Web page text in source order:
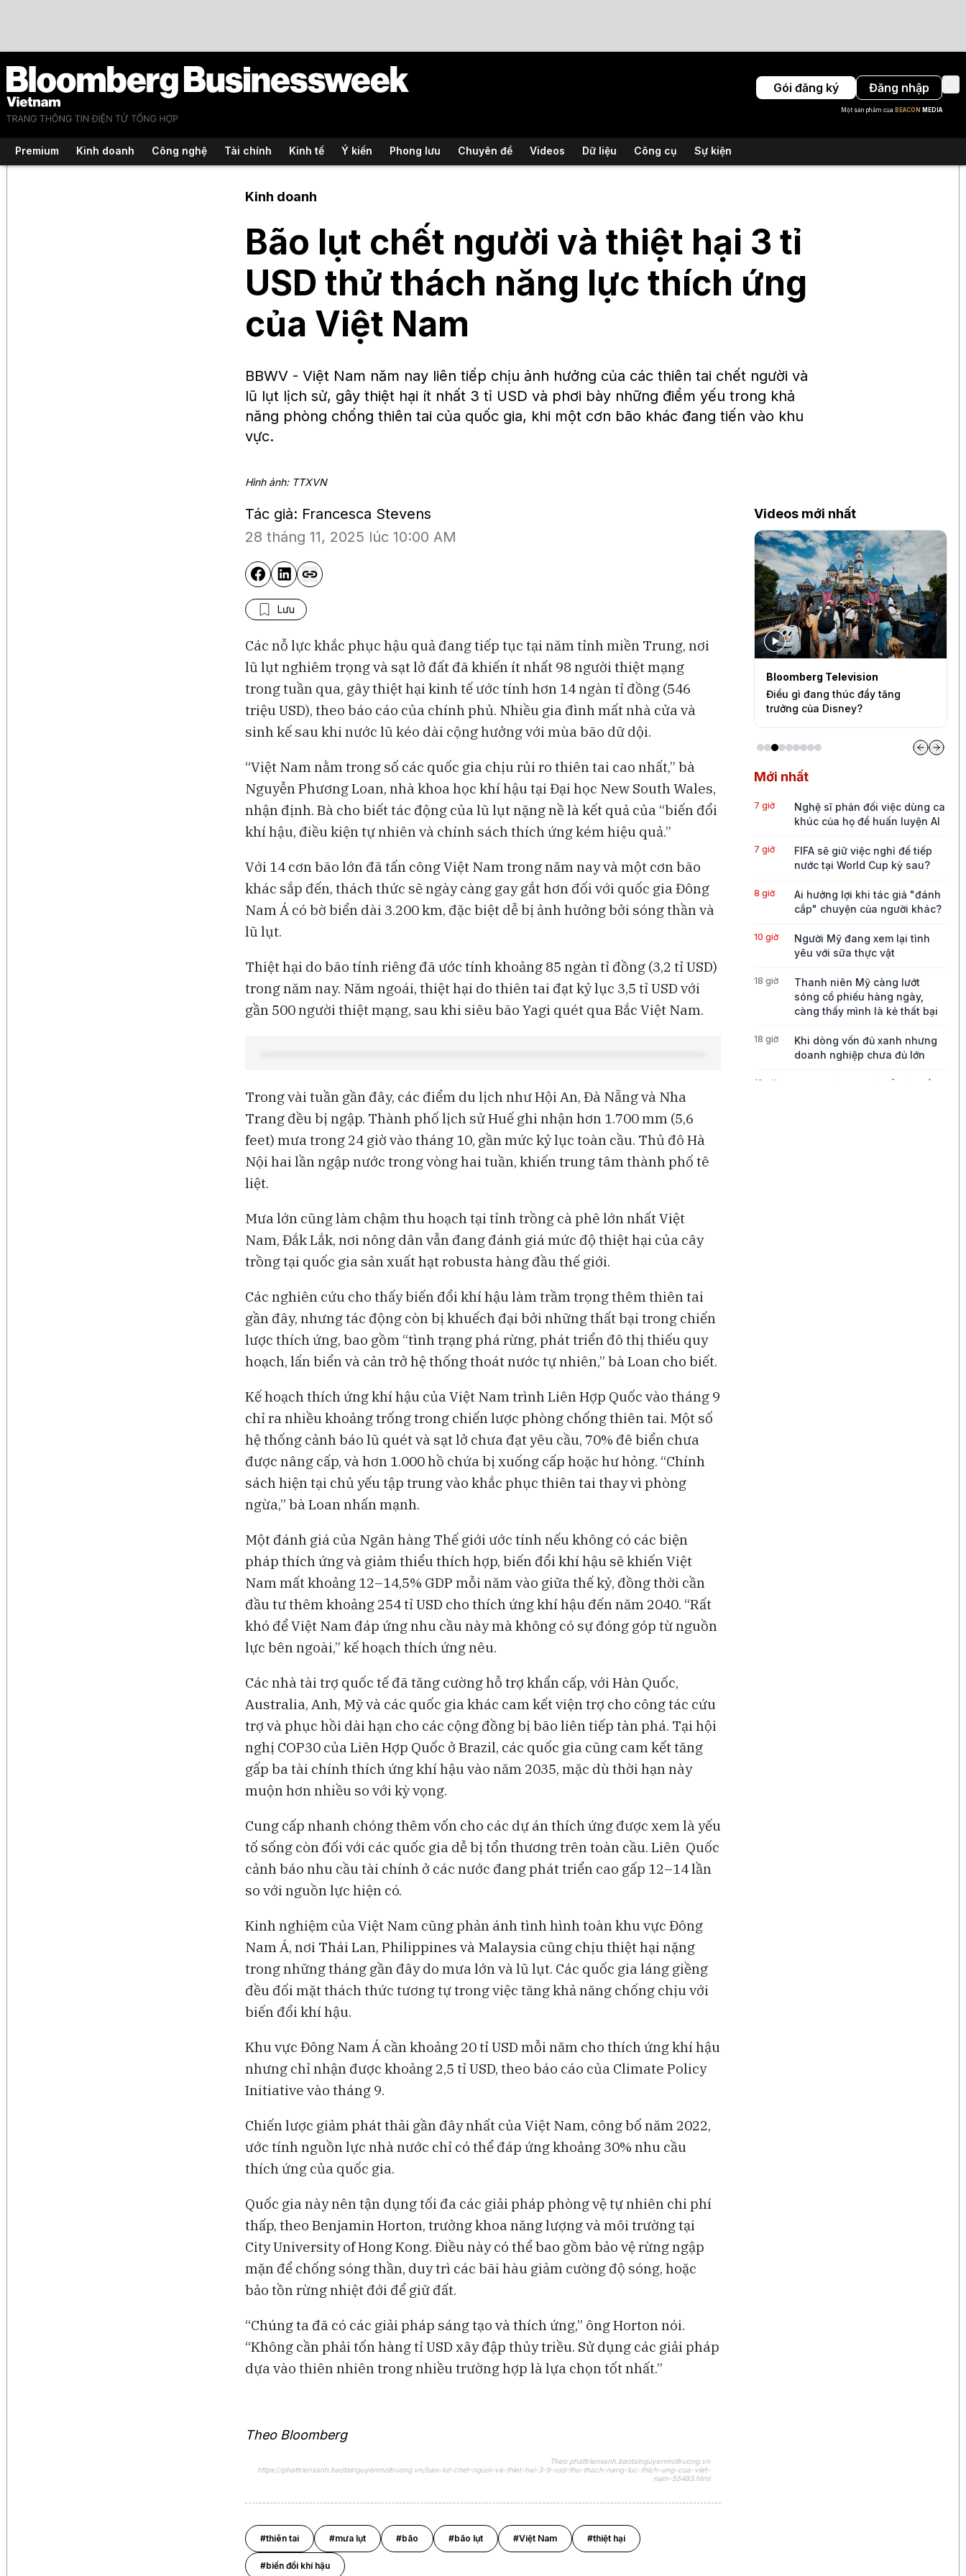
Gói đăng ký Đăng nhập
Một sản phẩm của BEACON MEDIA
Premium Kinh doanh Công nghệ Tài chính Kinh tế Ý kiến Phong lưu Chuyên đề Videos Dữ liệu Công cụ Sự kiện
Kinh doanh
Bão lụt chết người và thiệt hại 3 tỉ
USD thử thách năng lực thích ứng
của Việt Nam
BBWV - Việt Nam năm nay liên tiếp chịu ảnh hưởng của các thiên tai chết người và
lũ lụt lịch sử, gây thiệt hại ít nhất 3 tỉ USD và phơi bày những điểm yếu trong khả
năng phòng chống thiên tai của quốc gia, khi một cơn bão khác đang tiến vào khu
vực.
Hình ảnh: TTXVN
Tác giả: Francesca Stevens
28 tháng 11, 2025 lúc 10:00 AM
Lưu
Các nỗ lực khắc phục hậu quả đang tiếp tục tại năm tỉnh miền Trung, nơi
lũ lụt nghiêm trọng và sạt lở đất đã khiến ít nhất 98 người thiệt mạng
trong tuần qua, gây thiệt hại kinh tế ước tính hơn 14 ngàn tỉ đồng (546
triệu USD), theo báo cáo của chính phủ. Nhiều gia đình mất nhà cửa và
sinh kế sau khi nước lũ kéo dài cộng hưởng với mùa bão dữ dội.
“Việt Nam nằm trong số các quốc gia chịu rủi ro thiên tai cao nhất,” bà
Nguyễn Phương Loan, nhà khoa học khí hậu tại Đại học New South Wales,
nhận định. Bà cho biết tác động của lũ lụt nặng nề là kết quả của “biến đổi
khí hậu, điều kiện tự nhiên và chính sách thích ứng kém hiệu quả.”
Với 14 cơn bão lớn đã tấn công Việt Nam trong năm nay và một cơn bão
khác sắp đến, thách thức sẽ ngày càng gay gắt hơn đối với quốc gia Đông
Nam Á có bờ biển dài 3.200 km, đặc biệt dễ bị ảnh hưởng bởi sóng thần và
lũ lụt.
Thiệt hại do bão tính riêng đã ước tính khoảng 85 ngàn tỉ đồng (3,2 tỉ USD)
trong năm nay. Năm ngoái, thiệt hại do thiên tai đạt kỷ lục 3,5 tỉ USD với
gần 500 người thiệt mạng, sau khi siêu bão Yagi quét qua Bắc Việt Nam.
Trong vài tuần gần đây, các điểm du lịch như Hội An, Đà Nẵng và Nha
Trang đều bị ngập. Thành phố lịch sử Huế ghi nhận hơn 1.700 mm (5,6
feet) mưa trong 24 giờ vào tháng 10, gần mức kỷ lục toàn cầu. Thủ đô Hà
Nội hai lần ngập nước trong vòng hai tuần, khiến trung tâm thành phố tê
liệt.
Mưa lớn cũng làm chậm thu hoạch tại tỉnh trồng cà phê lớn nhất Việt
Nam, Đắk Lắk, nơi nông dân vẫn đang đánh giá mức độ thiệt hại của cây
trồng tại quốc gia sản xuất hạt robusta hàng đầu thế giới.
Các nghiên cứu cho thấy biến đổi khí hậu làm trầm trọng thêm thiên tai
gần đây, nhưng tác động còn bị khuếch đại bởi những thất bại trong chiến
lược thích ứng, bao gồm “tình trạng phá rừng, phát triển đô thị thiếu quy
hoạch, lấn biển và cản trở hệ thống thoát nước tự nhiên,” bà Loan cho biết.
Kế hoạch thích ứng khí hậu của Việt Nam trình Liên Hợp Quốc vào tháng 9
chỉ ra nhiều khoảng trống trong chiến lược phòng chống thiên tai. Một số
hệ thống cảnh báo lũ quét và sạt lở chưa đạt yêu cầu, 70% đê biển chưa
được nâng cấp, và hơn 1.000 hồ chứa bị xuống cấp hoặc hư hỏng. “Chính
sách hiện tại chủ yếu tập trung vào khắc phục thiên tai thay vì phòng
ngừa,” bà Loan nhấn mạnh.
Một đánh giá của Ngân hàng Thế giới ước tính nếu không có các biện
pháp thích ứng và giảm thiểu thích hợp, biến đổi khí hậu sẽ khiến Việt
Nam mất khoảng 12–14,5% GDP mỗi năm vào giữa thế kỷ, đồng thời cần
đầu tư thêm khoảng 254 tỉ USD cho thích ứng khí hậu đến năm 2040. “Rất
khó để Việt Nam đáp ứng nhu cầu này mà không có sự đóng góp từ nguồn
lực bên ngoài,” kế hoạch thích ứng nêu.
Các nhà tài trợ quốc tế đã tăng cường hỗ trợ khẩn cấp, với Hàn Quốc,
Australia, Anh, Mỹ và các quốc gia khác cam kết viện trợ cho công tác cứu
trợ và phục hồi dài hạn cho các cộng đồng bị bão liên tiếp tàn phá. Tại hội
nghị COP30 của Liên Hợp Quốc ở Brazil, các quốc gia cũng cam kết tăng
gấp ba tài chính thích ứng khí hậu vào năm 2035, mặc dù thời hạn này
muộn hơn nhiều so với kỳ vọng.
Cung cấp nhanh chóng thêm vốn cho các dự án thích ứng được xem là yếu
tố sống còn đối với các quốc gia dễ bị tổn thương trên toàn cầu. Liên Quốc
cảnh báo nhu cầu tài chính ở các nước đang phát triển cao gấp 12–14 lần
so với nguồn lực hiện có.
Kinh nghiệm của Việt Nam cũng phản ánh tình hình toàn khu vực Đông
Nam Á, nơi Thái Lan, Philippines và Malaysia cũng chịu thiệt hại nặng
trong những tháng gần đây do mưa lớn và lũ lụt. Các quốc gia láng giềng
đều đối mặt thách thức tương tự trong việc tăng khả năng chống chịu với
biến đổi khí hậu.
Khu vực Đông Nam Á cần khoảng 20 tỉ USD mỗi năm cho thích ứng khí hậu
nhưng chỉ nhận được khoảng 2,5 tỉ USD, theo báo cáo của Climate Policy
Initiative vào tháng 9.
Chiến lược giảm phát thải gần đây nhất của Việt Nam, công bố năm 2022,
ước tính nguồn lực nhà nước chỉ có thể đáp ứng khoảng 30% nhu cầu
thích ứng của quốc gia.
Quốc gia này nên tận dụng tối đa các giải pháp phòng vệ tự nhiên chi phí
thấp, theo Benjamin Horton, trưởng khoa năng lượng và môi trường tại
City University of Hong Kong. Điều này có thể bao gồm bảo vệ rừng ngập
mặn để chống sóng thần, duy trì các bãi hàu giảm cường độ sóng, hoặc
bảo tồn rừng nhiệt đới để giữ đất.
“Chúng ta đã có các giải pháp sáng tạo và thích ứng,” ông Horton nói.
“Không cần phải tốn hàng tỉ USD xây đập thủy triều. Sử dụng các giải pháp
dựa vào thiên nhiên trong nhiều trường hợp là lựa chọn tốt nhất.”
Videos mới nhất
BAM Studios
Bong bóng AI có thể kéo vốn
ngoại khỏi Việt Nam
Bloomberg Television
Những chiếc quần quá mỏng
đang thách thức tăng trưởng của
Bloomberg Television
Điều gì đang thúc đẩy tăng
trưởng của Disney?
Mới nhất
7 giờ
Nghệ sĩ phản đối việc dùng ca
khúc của họ để huấn luyện AI
7 giờ
FIFA sẽ giữ việc nghỉ để tiếp
nước tại World Cup kỳ sau?
8 giờ
Ai hưởng lợi khi tác giả "đánh
cắp" chuyện của người khác?
10 giờ
Người Mỹ đang xem lại tình
yêu với sữa thực vật
18 giờ
Thanh niên Mỹ càng lướt
sóng cổ phiếu hàng ngày,
càng thấy mình là kẻ thất bại
18 giờ
Khi dòng vốn đủ xanh nhưng
doanh nghiệp chưa đủ lớn
19 giờ
Bong bóng AI có thể kéo vốn
Theo Bloomberg
Theo phattrienxanh.baotainguyenmoitruong.vn
https://phattrienxanh.baotainguyenmoitruong.vn/bao-lut-chet-nguoi-va-thiet-hai-3-ti-usd-thu-thach-nang-luc-thich-ung-cua-viet-
nam-55483.html
#thiên tai #mưa lụt #bão #bão lụt #Việt Nam #thiệt hại
#biến đổi khí hậu